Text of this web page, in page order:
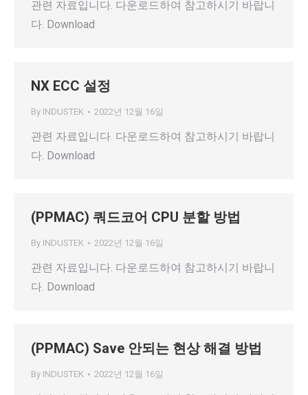
관련 자료입니다. 다운로드하여 참고하시기 바랍니
다. Download
NX ECC 설정
By INDUSTEK 2022년 12월 16일
관련 자료입니다. 다운로드하여 참고하시기 바랍니
다. Download
(PPMAC) 쿼드코어 CPU 분할 방법
By INDUSTEK 2022년 12월 16일
관련 자료입니다. 다운로드하여 참고하시기 바랍니
다. Download
(PPMAC) Save 안되는 현상 해결 방법
By INDUSTEK 2022년 12월 16일